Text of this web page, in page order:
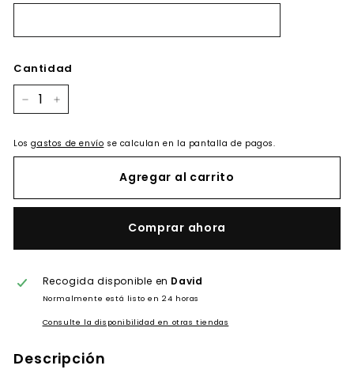
Cantidad
Losgastos de envío se calculan en la pantalla de pagos.
Agregar al carrito
Comprar ahora
Recogida disponible en David
Normalmente está listo en 24 horas
Consulte la disponibilidad en otras tiendas
Descripción